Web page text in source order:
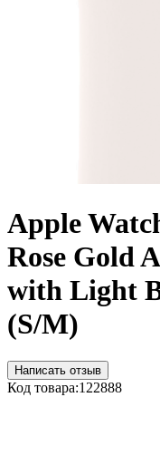
Apple
Rose Gold
with Light
(S/M)
Написать отзыв
Код товара:122888